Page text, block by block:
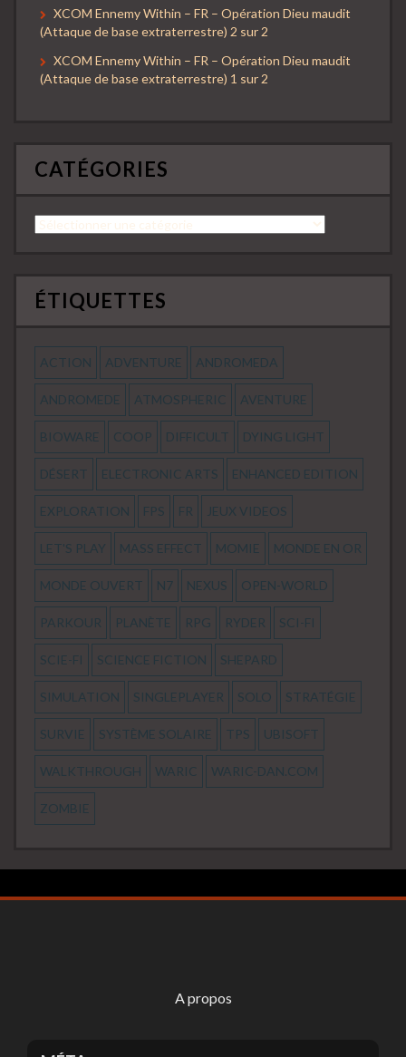
XCOM Ennemy Within – FR – Opération Dieu maudit
(Attaque de base extraterrestre) 2 sur 2
XCOM Ennemy Within – FR – Opération Dieu maudit
(Attaque de base extraterrestre) 1 sur 2
CATÉGORIES
Catégories
ÉTIQUETTES
ACTION ADVENTURE ANDROMEDA
ANDROMEDE ATMOSPHERIC AVENTURE
BIOWARE COOP DIFFICULT DYING LIGHT
DÉSERT ELECTRONIC ARTS ENHANCED EDITION
EXPLORATION FPS FR JEUX VIDEOS
LET'S PLAY MASS EFFECT MOMIE MONDE EN OR
MONDE OUVERT N7 NEXUS OPEN-WORLD
PARKOUR PLANÈTE RPG RYDER SCI-FI
SCIE-FI SCIENCE FICTION SHEPARD
SIMULATION SINGLEPLAYER SOLO STRATÉGIE
SURVIE SYSTÈME SOLAIRE TPS UBISOFT
WALKTHROUGH WARIC WARIC-DAN.COM
ZOMBIE
A propos